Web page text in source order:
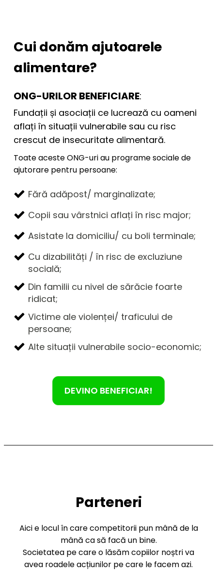
Cui donăm ajutoarele
alimentare?
ONG-URILOR BENEFICIARE:
Fundații și asociații ce lucrează cu oameni
aflați în situații vulnerabile sau cu risc
crescut de insecuritate alimentară.
Toate aceste ONG-uri au programe sociale de
ajutorare pentru persoane:
Fără adăpost/ marginalizate;
Copii sau vârstnici aflați în risc major;
Asistate la domiciliu/ cu boli terminale;
Cu dizabilități / în risc de excluziune
socială;
Din familii cu nivel de sărăcie foarte
ridicat;
Victime ale violenței/ traficului de
persoane;
Alte situații vulnerabile socio-economic;
DEVINO BENEFICIAR!
Parteneri
Aici e locul în care competitorii pun mână de la
mână ca să facă un bine.
Societatea pe care o lăsăm copiilor noștri va
avea roadele acțiunilor pe care le facem azi.